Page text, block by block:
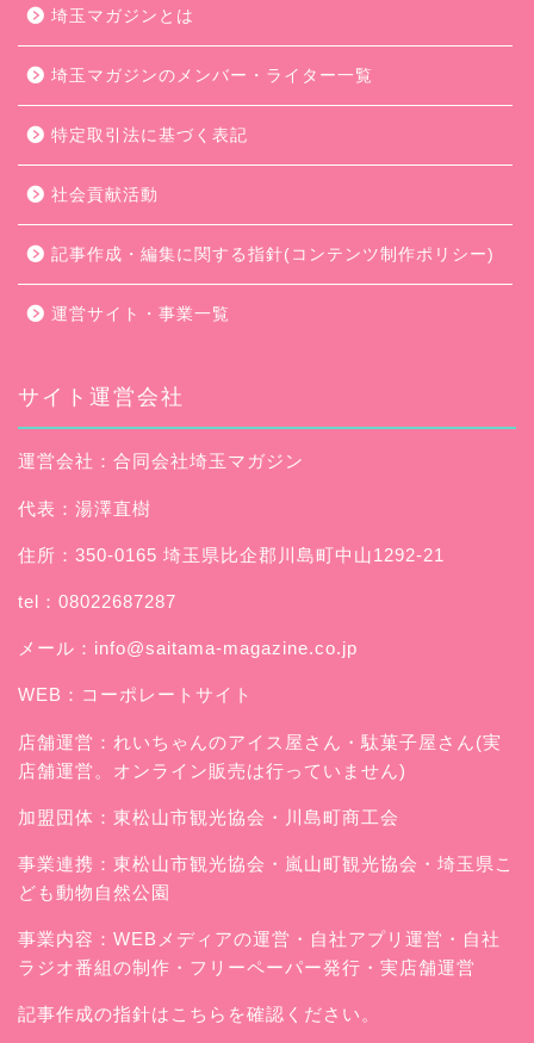
埼玉マガジンとは
埼玉マガジンのメンバー・ライター一覧
特定取引法に基づく表記
社会貢献活動
記事作成・編集に関する指針(コンテンツ制作ポリシー)
運営サイト・事業一覧
サイト運営会社
運営会社：合同会社埼玉マガジン
代表：湯澤直樹
住所：350-0165 埼玉県比企郡川島町中山1292-21
tel：08022687287
メール： info@saitama-magazine.co.jp
WEB： コーポレートサイト
店舗運営： れいちゃんのアイス屋さん ・駄菓子屋さん(実
店舗運営。オンライン販売は行っていません)
加盟団体：東松山市観光協会・川島町商工会
事業連携：東松山市観光協会・嵐山町観光協会・埼玉県こ
ども動物自然公園
事業内容：WEBメディアの運営・自社アプリ運営・自社
ラジオ番組の制作・フリーペーパー発行・実店舗運営
記事作成の指針はこちらを確認ください。